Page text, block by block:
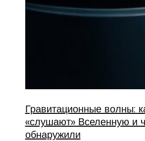
Гравитационные волны:
«слушают» Вселенную и
обнаружили